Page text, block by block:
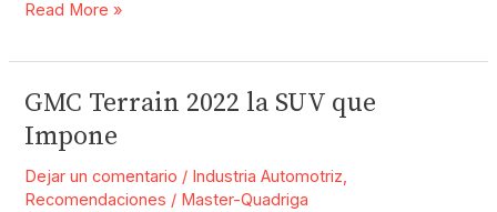
El
308
Seleccionado
el
Auto
del
Año
Read More »
GMC Terrain 2022 la SUV que
Impone
Dejar un comentario / Industria Automotriz,
Recomendaciones / Master-Quadriga